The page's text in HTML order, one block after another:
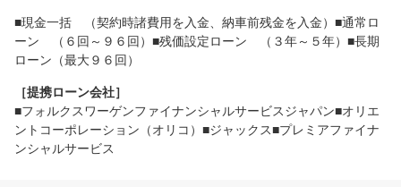
■現金一括 （契約時諸費用を入金、納車前残金を入金）■通常ロ
ーン （６回～９６回）■残価設定ローン （３年～５年）■長期
ローン（最大９６回）
［提携ローン会社］
■フォルクスワーゲンファイナンシャルサービスジャパン■オリエ
ントコーポレーション（オリコ）■ジャックス■プレミアファイナ
ンシャルサービス